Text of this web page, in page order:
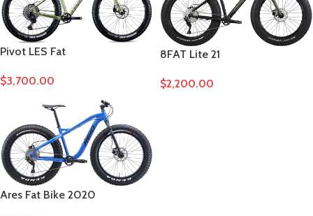
Pivot LES Fat
$3,700.00
8FAT Lite 21
$2,200.00
Ares Fat Bike 2020